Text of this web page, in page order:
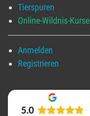
Tierspuren
Online-Wildnis-Kurse
Anmelden
Registrieren